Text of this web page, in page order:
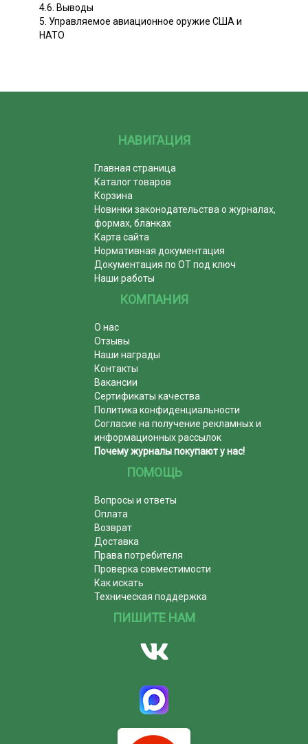
4.6. Выводы
5. Управляемое авиационное оружие США и
НАТО
НАВИГАЦИЯ
Главная страница
Каталог товаров
Корзина
Новинки законодательства о журналах,
формах, бланках
Карта сайта
Нормативная документация
Документация по ОТ под ключ
Наши работы
КОМПАНИЯ
О нас
Отзывы
Наши награды
Контакты
Вакансии
Сертификаты качества
Политика конфиденциальности
Согласие на получение рекламных и
информационных рассылок
Почему журналы покупают у нас!
ПОМОЩЬ
Вопросы и ответы
Оплата
Возврат
Доставка
Права потребителя
Проверка совместимости
Как искать
Техническая поддержка
ПИШИТЕ НАМ